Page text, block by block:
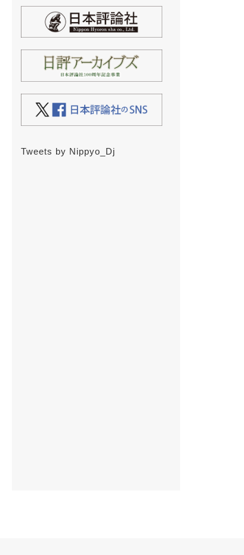
Tweets by Nippyo_Dj